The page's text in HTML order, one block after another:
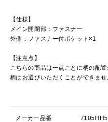
【仕様】
メイン開閉部：ファスナー
外側：ファスナー付ポケット×1
【注意点】
こちらの商品は一点ごとに柄の配置
柄はお選びいただくことができま
メーカー品番